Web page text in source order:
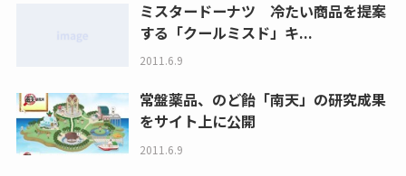
ミスタードーナツ 冷たい商品を提案
する「クールミスド」キ...
2011.6.9
常盤薬品、のど飴「南天」の研究成果
をサイト上に公開
2011.6.9